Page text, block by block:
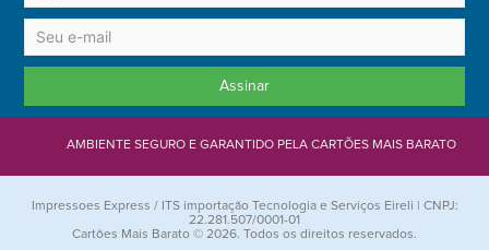
Assinar
AMBIENTE SEGURO E GARANTIDO PELA CARTÕES MAIS BARATO
Impressoes Express / ITS importação Tecnologia e Serviços Eireli | CNPJ:
22.281.507/0001-01
Cartões Mais Barato © 2026. Todos os direitos reservados.